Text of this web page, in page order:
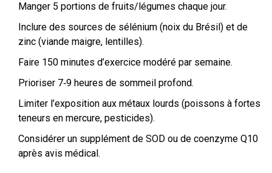
Manger 5 portions de fruits/légumes chaque jour.
Inclure des sources de sélénium (noix du Brésil) et de
zinc (viande maigre, lentilles).
Faire 150 minutes d’exercice modéré par semaine.
Prioriser 7‑9 heures de sommeil profond.
Limiter l’exposition aux métaux lourds (poissons à fortes
teneurs en mercure, pesticides).
Considérer un supplément de SOD ou de coenzyme Q10
après avis médical.